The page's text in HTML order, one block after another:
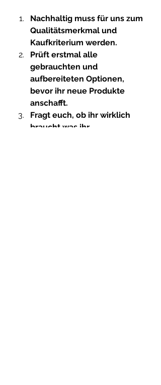
Nachhaltig muss für uns zum
Qualitätsmerkmal und
Kaufkriterium werden.
Prüft erstmal alle
gebrauchten und
aufbereiteten Optionen,
bevor ihr neue Produkte
anschafft.
Fragt euch, ob ihr wirklich
braucht was ihr